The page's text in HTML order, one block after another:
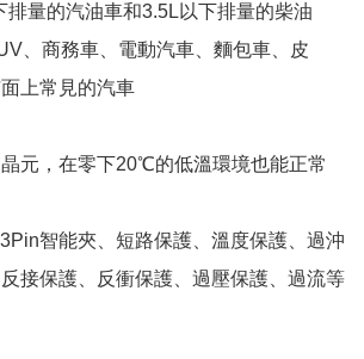
排量的汽油車和3.5L以下排量的柴油
、商務車、電動汽車、麵包車、皮
上常見的汽車
元，在零下20℃的低溫環境也能正常
智能夾、短路保護、溫度保護、過沖
接保護、反衝保護、過壓保護、過流等